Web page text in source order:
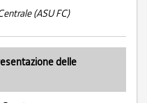
(ASU FC)
delle